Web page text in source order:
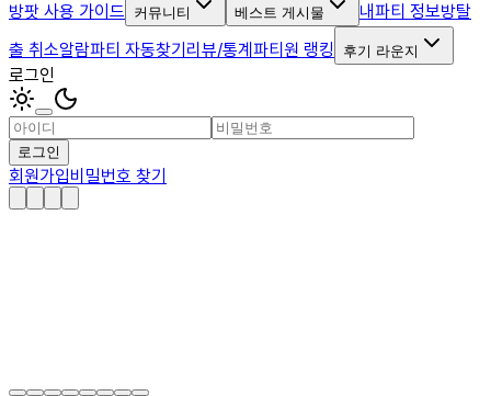
방팟 사용 가이드 커뮤니티 베스트 게시물 내파티 정보방탈
출 취소알람파티 자동찾기리뷰/통계파티원 랭킹 후기 라운지
로그인
로그인
회원가입비밀번호 찾기